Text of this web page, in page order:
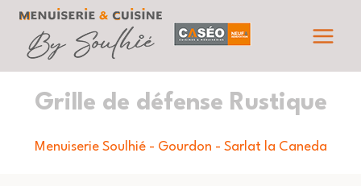
Aller
contenu
Grille de défense Rustique
Menuiserie Soulhié - Gourdon - Sarlat la Caneda